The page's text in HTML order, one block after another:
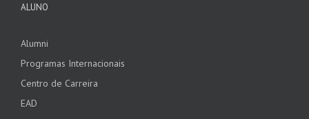
ALUNO
Alumni
Programas Internacionais
Centro de Carreira
EAD